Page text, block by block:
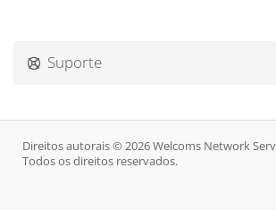
Suporte
Direitos autorais © 2026 Welcoms Network
Todos os direitos reservados.